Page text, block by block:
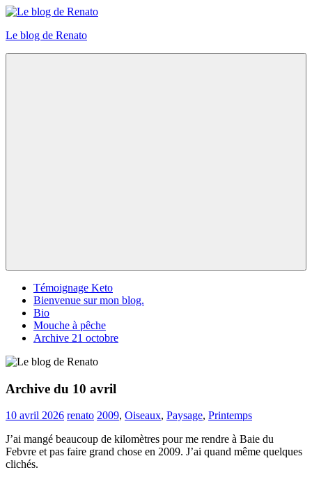
Skip
content
Le blog de Renato
Témoignage Keto
Bienvenue sur mon blog.
Bio
Mouche à pêche
Archive 21 octobre
Archive du 10 avril
10 avril 2026 renato 2009, Oiseaux, Paysage, Printemps
J’ai mangé beaucoup de kilomètres pour me rendre à Baie du
Febvre et pas faire grand chose en 2009. J’ai quand même quelques
clichés.